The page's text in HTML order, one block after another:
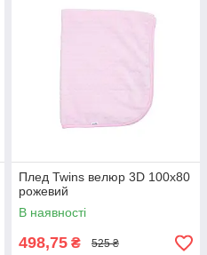
Плед Twins велюр 3D 100x80
рожевий
В наявності
498,75 ₴ 525 ₴